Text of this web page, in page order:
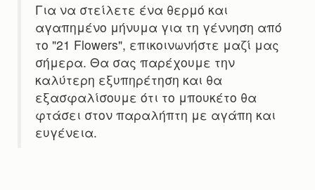
Για να στείλετε ένα θερμό και
αγαπημένο μήνυμα για τη γέννηση από
το "21 Flowers", επικοινωνήστε μαζί μας
σήμερα. Θα σας παρέχουμε την
καλύτερη εξυπηρέτηση και θα
εξασφαλίσουμε ότι το μπουκέτο θα
φτάσει στον παραλήπτη με αγάπη και
ευγένεια.